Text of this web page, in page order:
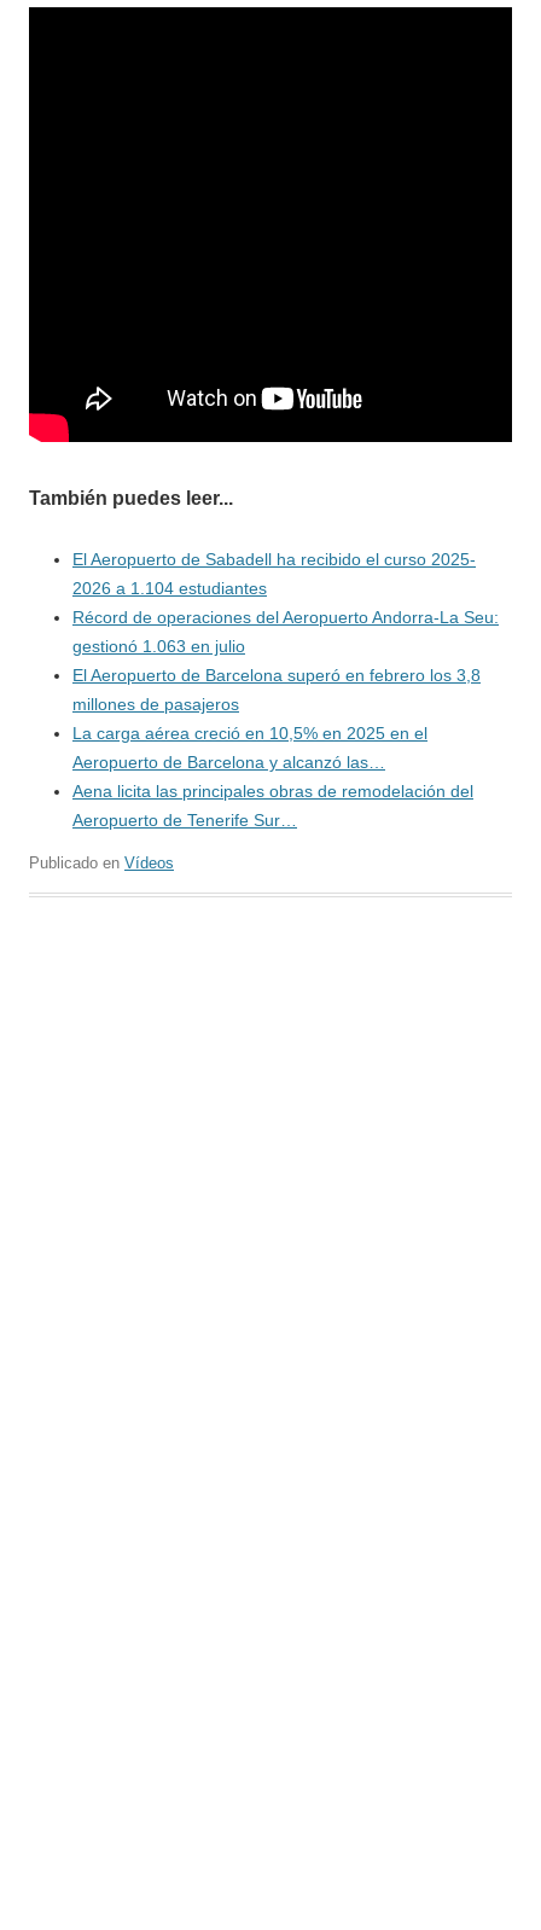
También puedes leer...
El Aeropuerto de Sabadell ha recibido el curso 2025-
2026 a 1.104 estudiantes
Récord de operaciones del Aeropuerto Andorra-La Seu:
gestionó 1.063 en julio
El Aeropuerto de Barcelona superó en febrero los 3,8
millones de pasajeros
La carga aérea creció en 10,5% en 2025 en el
Aeropuerto de Barcelona y alcanzó las…
Aena licita las principales obras de remodelación del
Aeropuerto de Tenerife Sur…
Publicado en Vídeos